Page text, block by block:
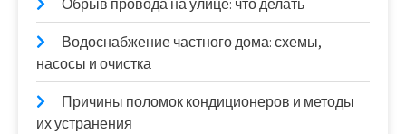
Обрыв провода на улице: что делать
Водоснабжение частного дома: схемы,
насосы и очистка
Причины поломок кондиционеров и методы
их устранения